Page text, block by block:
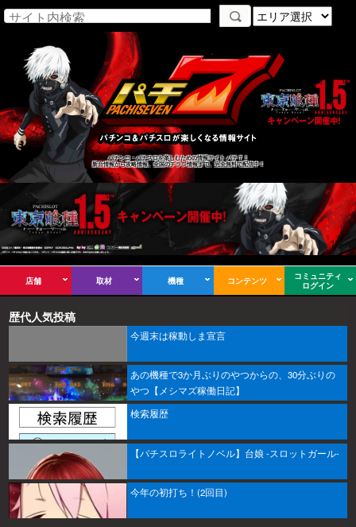
パチンコ・パチスロを楽しむための情報サイト パチ７！
新台情報から攻略情報、全国のチラシ情報まで、完全無料で配信中！
店舗 取材 機種 コンテンツ
コミュニティ
ログイン
歴代人気投稿
今週末は稼動しま宣言
あの機種で3か月ぶりのやつからの、30分ぶりの
やつ【メシマズ稼働日記】
検索履歴
【パチスロライトノベル】台娘 -スロットガール-
今年の初打ち！(2回目)